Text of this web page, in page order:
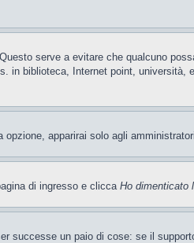
serve a evitare che qualcuno
in biblioteca, Internet point,
opzione, apparirai solo agli
di ingresso e clicca Ho dimenticato
successe un paio di cose: se il